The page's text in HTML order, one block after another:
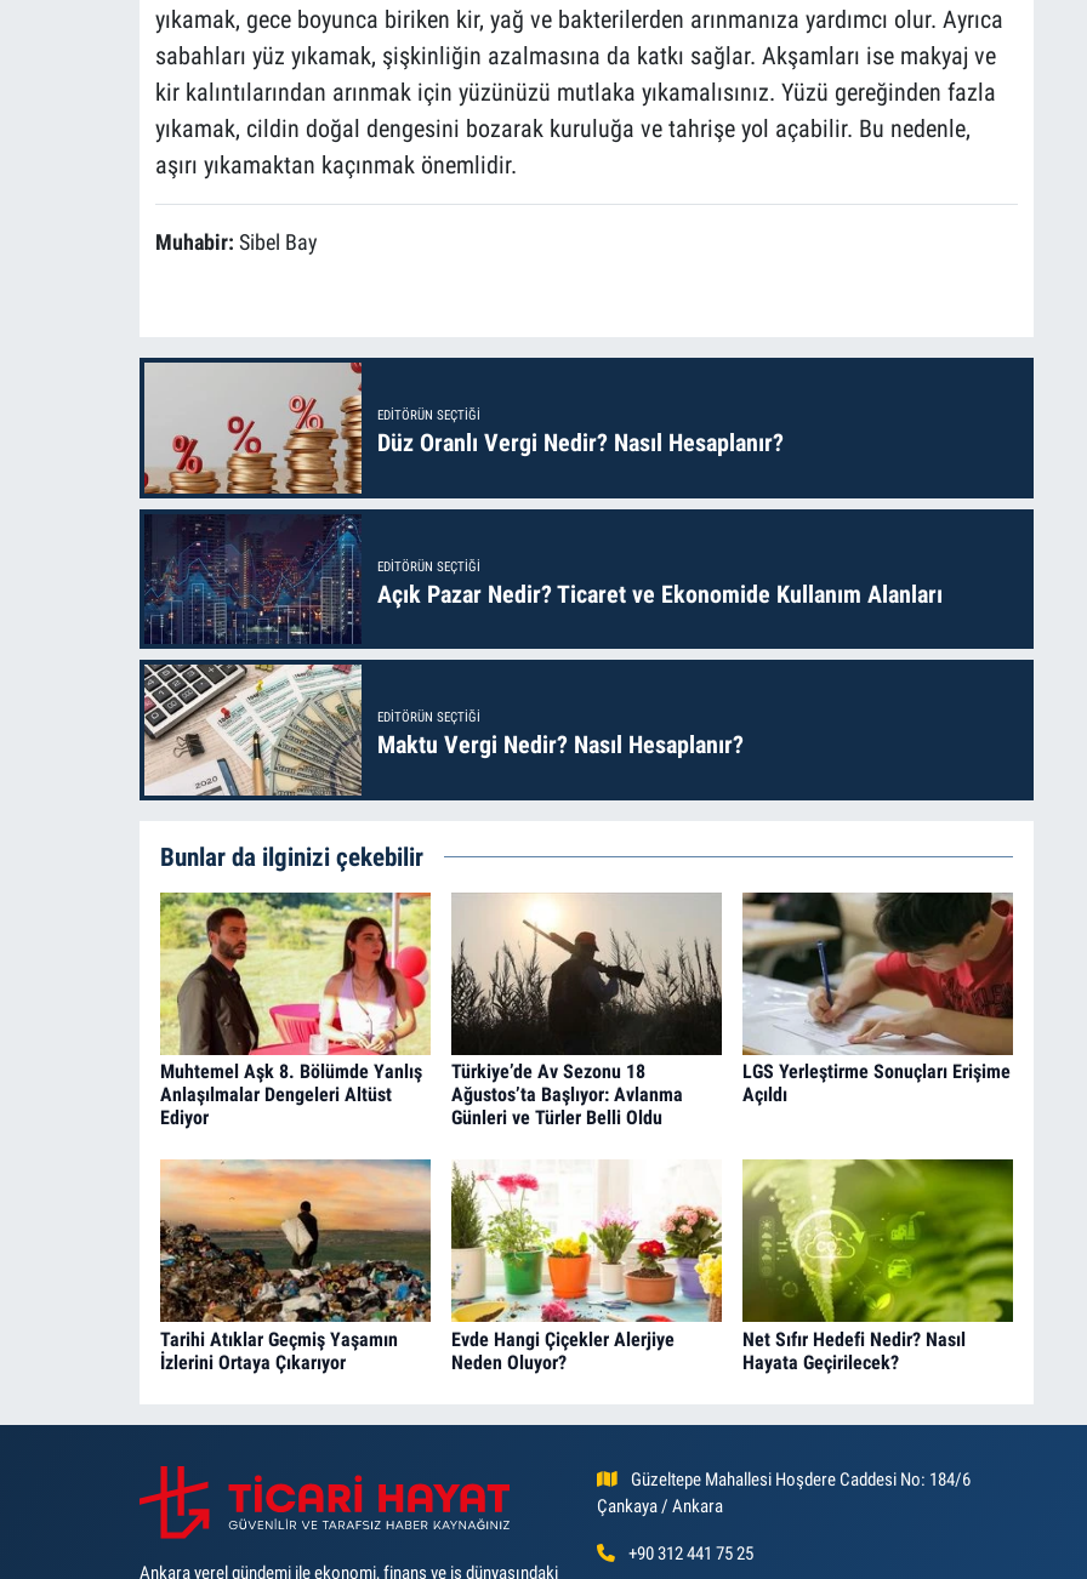
yıkamak, gece boyunca biriken kir, yağ ve bakterilerden arınmanıza yardımcı olur. Ayrıca
sabahları yüz yıkamak, şişkinliğin azalmasına da katkı sağlar. Akşamları ise makyaj ve
kir kalıntılarından arınmak için yüzünüzü mutlaka yıkamalısınız. Yüzü gereğinden fazla
yıkamak, cildin doğal dengesini bozarak kuruluğa ve tahrişe yol açabilir. Bu nedenle,
aşırı yıkamaktan kaçınmak önemlidir.
Muhabir: Sibel Bay
EDITÖRÜN SEÇTIĞI
Düz Oranlı Vergi Nedir? Nasıl Hesaplanır?
EDITÖRÜN SEÇTIĞI
Açık Pazar Nedir? Ticaret ve Ekonomide Kullanım Alanları
EDITÖRÜN SEÇTIĞI
Maktu Vergi Nedir? Nasıl Hesaplanır?
Bunlar da ilginizi çekebilir
Muhtemel Aşk 8. Bölümde Yanlış
Anlaşılmalar Dengeleri Altüst
Ediyor
Türkiye’de Av Sezonu 18
Ağustos’ta Başlıyor: Avlanma
Günleri ve Türler Belli Oldu
LGS Yerleştirme Sonuçları Erişime
Açıldı
Tarihi Atıklar Geçmiş Yaşamın
İzlerini Ortaya Çıkarıyor
Evde Hangi Çiçekler Alerjiye
Neden Oluyor?
Net Sıfır Hedefi Nedir? Nasıl
Hayata Geçirilecek?
Ankara yerel gündemi ile ekonomi, finans ve iş dünyasındaki
Güzeltepe Mahallesi Hoşdere Caddesi No: 184/6
Çankaya / Ankara
+90 312 441 75 25